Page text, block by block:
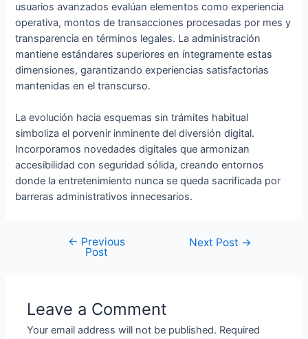
usuarios avanzados evalúan elementos como experiencia
operativa, montos de transacciones procesadas por mes y
transparencia en términos legales. La administración
mantiene estándares superiores en íntegramente estas
dimensiones, garantizando experiencias satisfactorias
mantenidas en el transcurso.
La evolución hacia esquemas sin trámites habitual
simboliza el porvenir inminente del diversión digital.
Incorporamos novedades digitales que armonizan
accesibilidad con seguridad sólida, creando entornos
donde la entretenimiento nunca se queda sacrificada por
barreras administrativos innecesarios.
← Previous
Post
Next Post →
Leave a Comment
Your email address will not be published. Required